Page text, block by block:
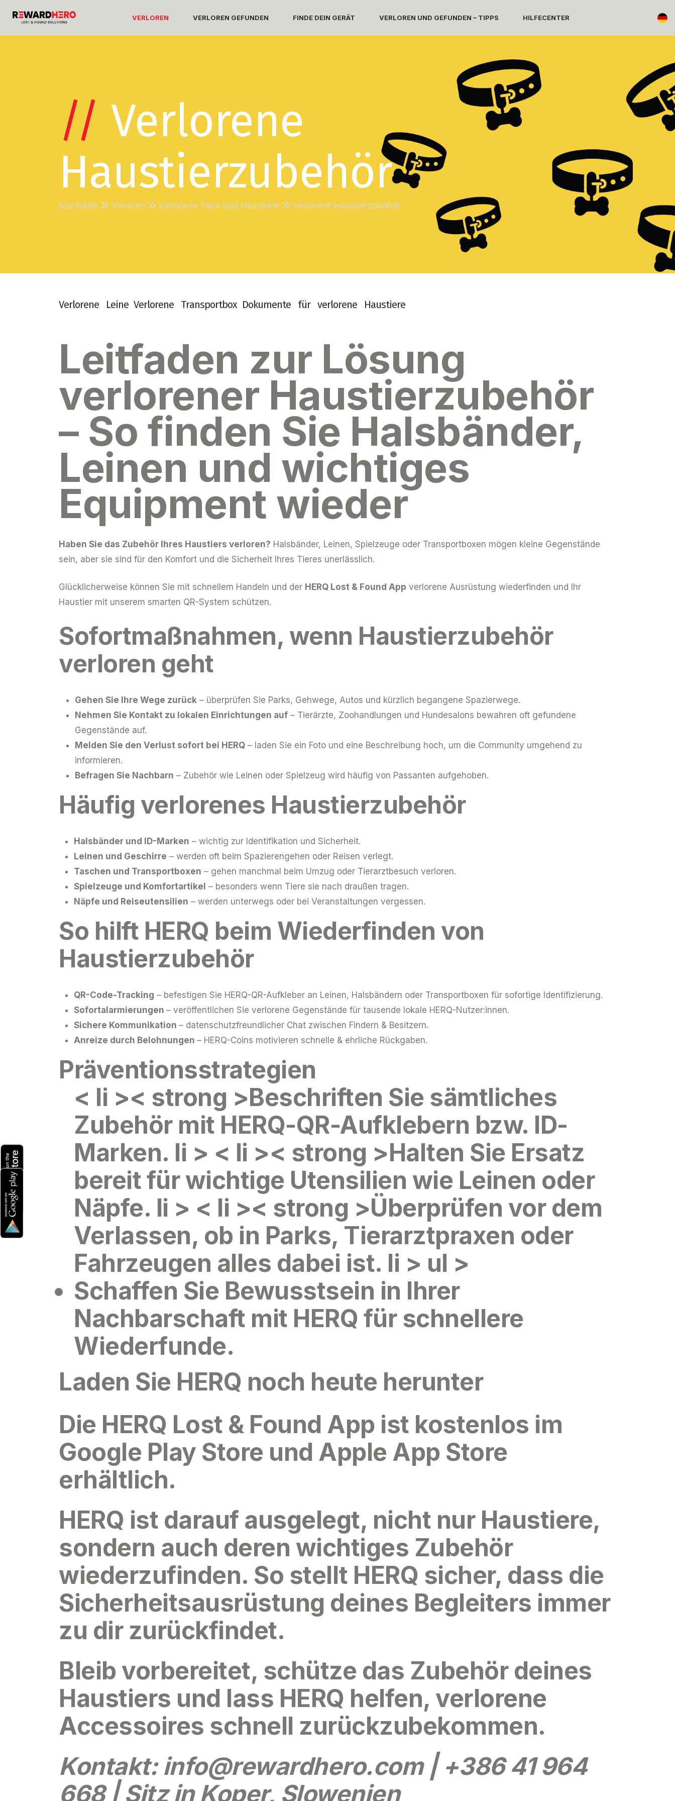
VERLOREN VERLOREN GEFUNDEN FINDE DEIN GERÄT VERLOREN UND GEFUNDEN – TIPPS HILFECENTER
// Verlorene
Haustierzubehör
Startseite Verloren Verlorene Tiere und Haustiere Verlorene Haustierzubehör
Verlorene Leine Verlorene Transportbox Dokumente für verlorene Haustiere
Leitfaden zur Lösung
verlorener Haustierzubehör
– So finden Sie Halsbänder,
Leinen und wichtiges
Equipment wieder
Haben Sie das Zubehör Ihres Haustiers verloren? Halsbänder, Leinen, Spielzeuge oder Transportboxen mögen kleine Gegenstände
sein, aber sie sind für den Komfort und die Sicherheit Ihres Tieres unerlässlich.
Glücklicherweise können Sie mit schnellem Handeln und der HERQ Lost & Found App verlorene Ausrüstung wiederfinden und Ihr
Haustier mit unserem smarten QR-System schützen.
Sofortmaßnahmen, wenn Haustierzubehör
verloren geht
Gehen Sie Ihre Wege zurück – überprüfen Sie Parks, Gehwege, Autos und kürzlich begangene Spazierwege.
Nehmen Sie Kontakt zu lokalen Einrichtungen auf – Tierärzte, Zoohandlungen und Hundesalons bewahren oft gefundene
Gegenstände auf.
Melden Sie den Verlust sofort bei HERQ – laden Sie ein Foto und eine Beschreibung hoch, um die Community umgehend zu
informieren.
Befragen Sie Nachbarn – Zubehör wie Leinen oder Spielzeug wird häufig von Passanten aufgehoben.
Häufig verlorenes Haustierzubehör
Halsbänder und ID-Marken – wichtig zur Identifikation und Sicherheit.
Leinen und Geschirre – werden oft beim Spazierengehen oder Reisen verlegt.
Taschen und Transportboxen – gehen manchmal beim Umzug oder Tierarztbesuch verloren.
Spielzeuge und Komfortartikel – besonders wenn Tiere sie nach draußen tragen.
Näpfe und Reiseutensilien – werden unterwegs oder bei Veranstaltungen vergessen.
So hilft HERQ beim Wiederfinden von
Haustierzubehör
QR-Code-Tracking – befestigen Sie HERQ-QR-Aufkleber an Leinen, Halsbändern oder Transportboxen für sofortige Identifizierung.
Sofortalarmierungen – veröffentlichen Sie verlorene Gegenstände für tausende lokale HERQ-Nutzer:innen.
Sichere Kommunikation – datenschutzfreundlicher Chat zwischen Findern & Besitzern.
Anreize durch Belohnungen – HERQ-Coins motivieren schnelle & ehrliche Rückgaben.
Präventionsstrategien
< li >< strong >Beschriften Sie sämtliches
Zubehörmit HERQ-QR-Aufklebern bzw. ID-
Marken. li > < li >< strong >Halten Sie Ersatz
bereitfür wichtige Utensilien wie Leinen oder
Näpfe. li > < li >< strong >Überprüfen vor dem
Verlassen, ob in Parks, Tierarztpraxen oder
Fahrzeugen alles dabei ist. li > ul >
Schaffen Sie Bewusstsein in Ihrer
Nachbarschaft mit HERQ für schnellere
Wiederfunde.
Laden Sie HERQ noch heute herunter
Die HERQ Lost & Found App ist kostenlos im
Google Play Store und Apple App Store
erhältlich.
HERQ ist darauf ausgelegt, nicht nur Haustiere,
sondern auch deren wichtiges Zubehör
wiederzufinden. So stellt HERQ sicher, dass die
Sicherheitsausrüstung deines Begleiters immer
zu dir zurückfindet.
Bleib vorbereitet, schütze das Zubehör deines
Haustiers und lass HERQ helfen, verlorene
Accessoires schnell zurückzubekommen.
Kontakt:info@rewardhero.com| +386 41 964
668 | Sitz in Koper, Slowenien